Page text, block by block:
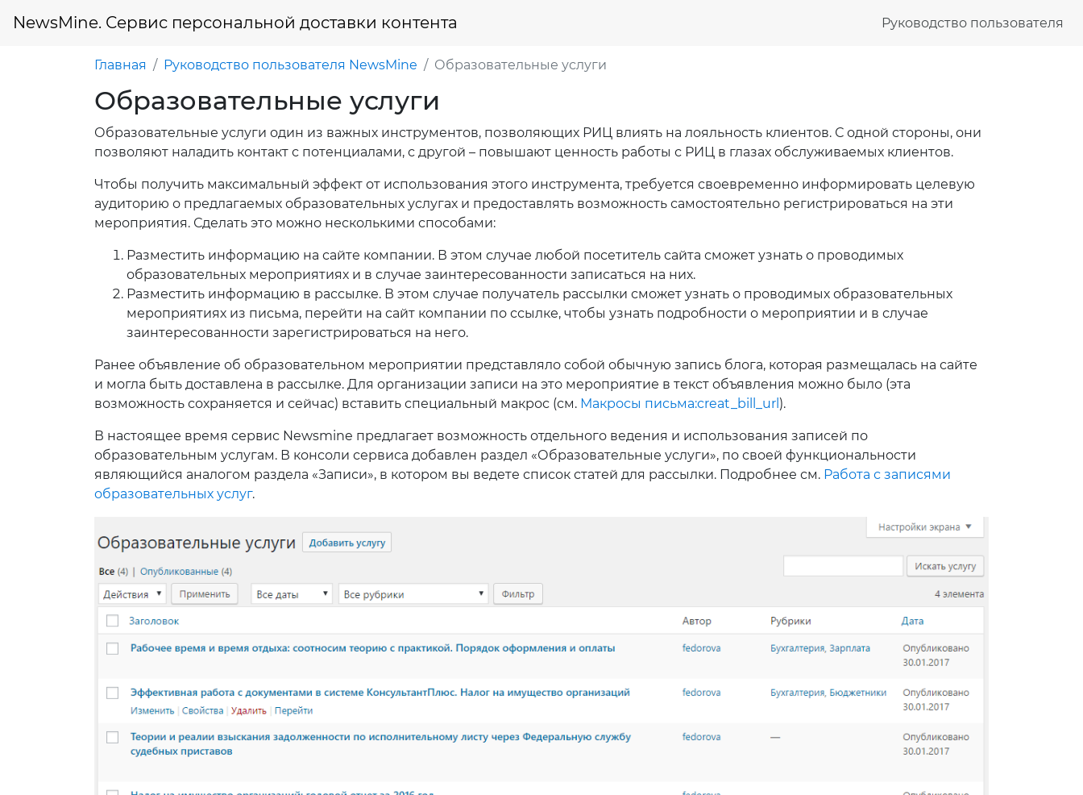
NewsMine. Сервис персональной доставки контента Руководство пользователя
Главная Руководство пользователя NewsMine Образовательные услуги
Образовательные услуги
Образовательные услуги один из важных инструментов, позволяющих РИЦ влиять на лояльность клиентов. С одной стороны, они
позволяют наладить контакт с потенциалами, с другой – повышают ценность работы с РИЦ в глазах обслуживаемых клиентов.
Чтобы получить максимальный эффект от использования этого инструмента, требуется своевременно информировать целевую
аудиторию о предлагаемых образовательных услугах и предоставлять возможность самостоятельно регистрироваться на эти
мероприятия. Сделать это можно несколькими способами:
Разместить информацию на сайте компании. В этом случае любой посетитель сайта сможет узнать о проводимых
образовательных мероприятиях и в случае заинтересованности записаться на них.
Разместить информацию в рассылке. В этом случае получатель рассылки сможет узнать о проводимых образовательных
мероприятиях из письма, перейти на сайт компании по ссылке, чтобы узнать подробности о мероприятии и в случае
заинтересованности зарегистрироваться на него.
Ранее объявление об образовательном мероприятии представляло собой обычную запись блога, которая размещалась на сайте
и могла быть доставлена в рассылке. Для организации записи на это мероприятие в текст объявления можно было (эта
возможность сохраняется и сейчас) вставить специальный макрос (см. Макросы письма:creat_bill_url ).
В настоящее время сервис Newsmine предлагает возможность отдельного ведения и использования записей по
образовательным услугам. В консоли сервиса добавлен раздел «Образовательные услуги», по своей функциональности
являющийся аналогом раздела «Записи», в котором вы ведете список статей для рассылки. Подробнее см. Работа с записями
образовательных услуг.